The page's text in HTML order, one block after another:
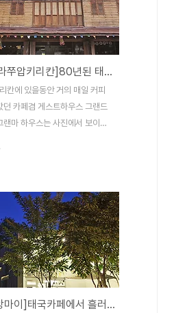
[태국 쁘라쭈압키리칸]80년된 태국전통가옥에서의 하룻밤 그랜드마 하우스 / Grandma's House
칸에 있을동안 거의 매일 커피
던 카페겸 게스트하우스 그랜드
랜마 하우스는 사진에서 보이듯
되었네요뭐 치앙칸에 가면 이런
어 있지만 여기서 옛건물을 보니
전통은 아니지만 기분이 좋습니
놀러갔는데 초가집을 본것마
이....당장이라도 외할머니가 반
이랄까 ㅋㅋ 그랜마 하우스는
되있고 2층에 숙소가 있습니다 [태국치앙마이]태국카페에서 흘러나오는 일본음악을 들으며 커피한잔...펭귄카페 / PENGUIN GHETTO COFFEE